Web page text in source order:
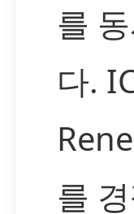
를
다.
를